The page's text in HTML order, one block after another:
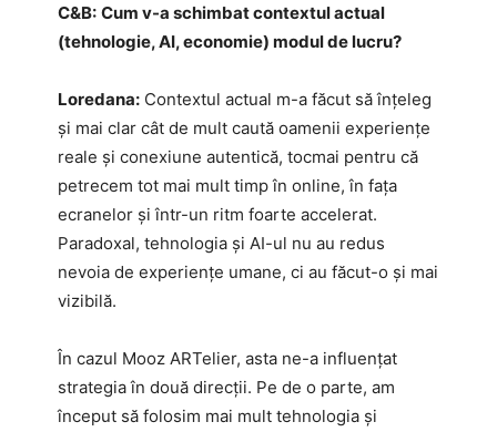
C&B: Cum v-a schimbat contextul actual
(tehnologie, AI, economie) modul de lucru?
Loredana: Contextul actual m-a făcut să înțeleg
și mai clar cât de mult caută oamenii experiențe
reale și conexiune autentică, tocmai pentru că
petrecem tot mai mult timp în online, în fața
ecranelor și într-un ritm foarte accelerat.
Paradoxal, tehnologia și AI-ul nu au redus
nevoia de experiențe umane, ci au făcut-o și mai
vizibilă.
În cazul Mooz ARTelier, asta ne-a influențat
strategia în două direcții. Pe de o parte, am
început să folosim mai mult tehnologia și